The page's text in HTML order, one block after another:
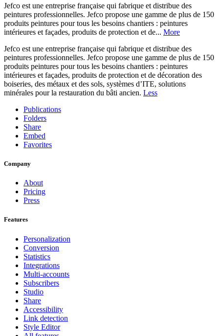
Jefco est une entreprise française qui fabrique et distribue des
peintures professionnelles. Jefco propose une gamme de plus de 150
produits peintures pour tous les besoins chantiers : peintures
intérieures et façades, produits de protection et de... More
Jefco est une entreprise française qui fabrique et distribue des
peintures professionnelles. Jefco propose une gamme de plus de 150
produits peintures pour tous les besoins chantiers : peintures
intérieures et façades, produits de protection et de décoration des
boiseries, des métaux et des sols, systèmes d’ITE, solutions
minérales pour la restauration du bâti ancien. Less
Publications
Folders
Share
Embed
Favorites
Company
About
Pricing
Press
Features
Personalization
Conversion
Statistics
Integrations
Multi-accounts
Subscribers
Studio
Share
Accessibility
Link detection
Style Editor